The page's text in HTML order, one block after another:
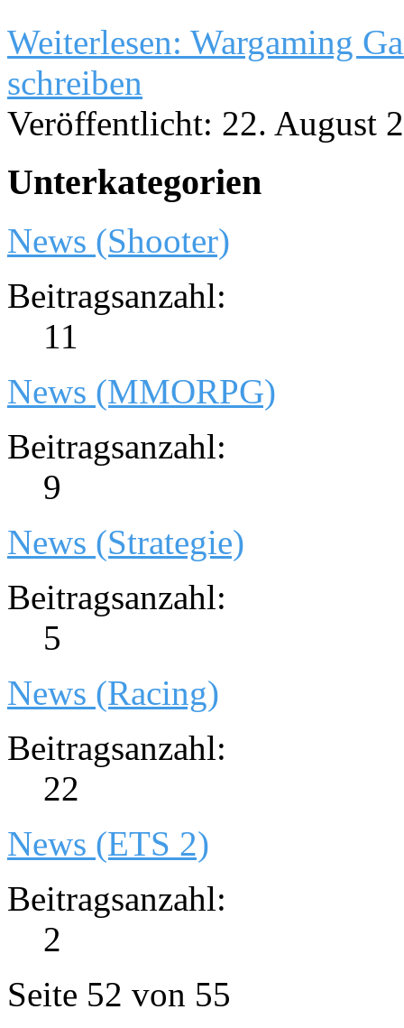
Weiterlesen: Wargaming
schreiben
Veröffentlicht: 22. August
Unterkategorien
News (Shooter)
Beitragsanzahl:
11
News (MMORPG)
Beitragsanzahl:
9
News (Strategie)
Beitragsanzahl:
5
News (Racing)
Beitragsanzahl:
22
News (ETS 2)
Beitragsanzahl:
2
Seite 52 von 55